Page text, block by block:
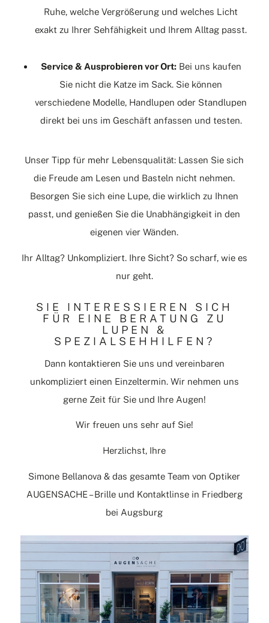
Ruhe, welche Vergrößerung und welches Licht
exakt zu Ihrer Sehfähigkeit und Ihrem Alltag passt.
Service & Ausprobieren vor Ort:Bei uns kaufen
Sie nicht die Katze im Sack. Sie können
verschiedene Modelle, Handlupen oder Standlupen
direkt bei uns im Geschäft anfassen und testen.
Unser Tipp für mehr Lebensqualität: Lassen Sie sich
die Freude am Lesen und Basteln nicht nehmen.
Besorgen Sie sich eine Lupe, die wirklich zu Ihnen
passt, und genießen Sie die Unabhängigkeit in den
eigenen vier Wänden.
Ihr Alltag? Unkompliziert. Ihre Sicht? So scharf, wie es
nur geht.
SIE INTERESSIEREN SICH
FÜR EINE BERATUNG ZU
LUPEN &
SPEZIALSEHHILFEN?
Dann kontaktieren Sie uns und vereinbaren
unkompliziert einen Einzeltermin. Wir nehmen uns
gerne Zeit für Sie und Ihre Augen!
Wir freuen uns sehr auf Sie!
Herzlichst, Ihre
Simone Bellanova & das gesamte Team von Optiker
AUGENSACHE – Brille und Kontaktlinse in Friedberg
bei Augsburg